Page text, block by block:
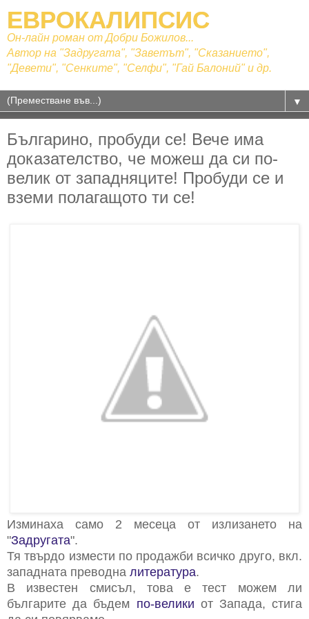
ЕВРОКАЛИПСИС
Он-лайн роман от Добри Божилов...
Автор на "Задругата", "Заветът", "Сказанието",
"Девети", "Сенките", "Селфи", "Гай Балоний" и др.
▼
Българино, пробуди се! Вече има
доказателство, че можеш да си по-
велик от западняците! Пробуди се и
вземи полагащото ти се!
Изминаха само 2 месеца от излизането на
"Задругата".
Тя твърдо измести по продажби всичко друго, вкл.
западната преводна литература.
В известен смисъл, това е тест можем ли
българите да бъдем по-велики от Запада, стига